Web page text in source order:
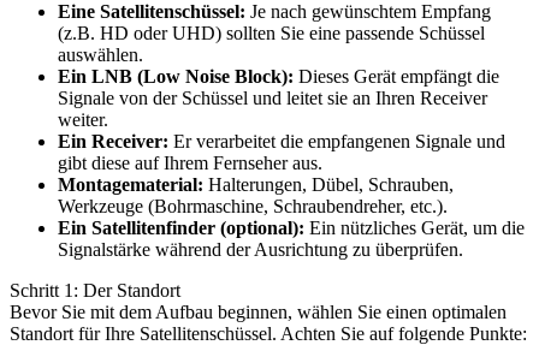
Eine Satellitenschüssel: Je nach gewünschtem Empfang
(z.B. HD oder UHD) sollten Sie eine passende Schüssel
auswählen.
Ein LNB (Low Noise Block): Dieses Gerät empfängt die
Signale von der Schüssel und leitet sie an Ihren Receiver
weiter.
Ein Receiver: Er verarbeitet die empfangenen Signale und
gibt diese auf Ihrem Fernseher aus.
Montagematerial: Halterungen, Dübel, Schrauben,
Werkzeuge (Bohrmaschine, Schraubendreher, etc.).
Ein Satellitenfinder (optional): Ein nützliches Gerät, um die
Signalstärke während der Ausrichtung zu überprüfen.
Schritt 1: Der Standort
Bevor Sie mit dem Aufbau beginnen, wählen Sie einen optimalen
Standort für Ihre Satellitenschüssel. Achten Sie auf folgende Punkte: